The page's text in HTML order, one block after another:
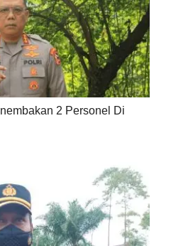
2 Personel Di